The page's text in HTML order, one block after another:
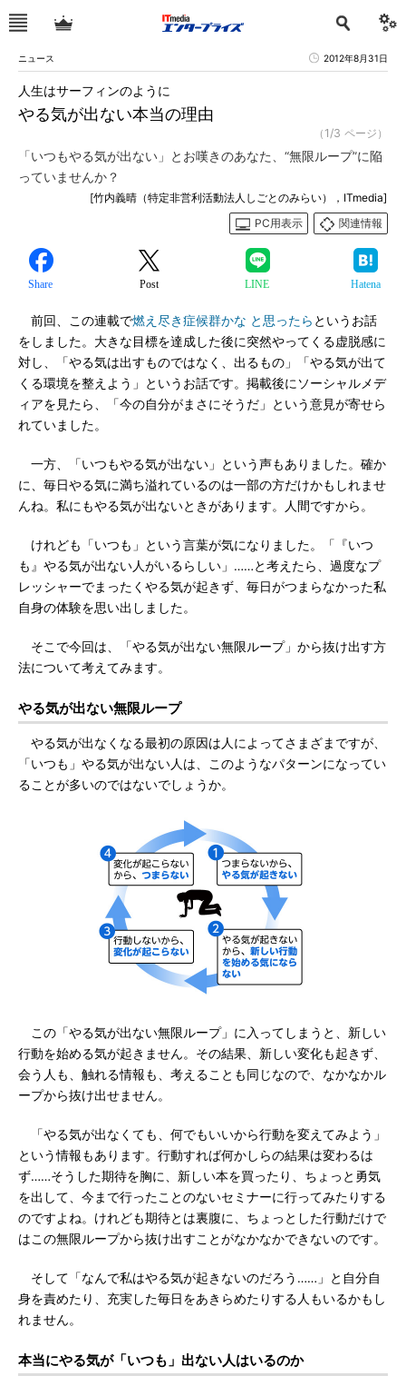
ニュース 2012年8月31日
やる気が出ない本当の理由
人生はサーフィンのように
（1/3 ページ）
「いつもやる気が出ない」とお嘆きのあなた、“無限ループ”に陥
っていませんか？
[竹内義晴（特定非営利活動法人しごとのみらい），ITmedia]
PC用表示
関連情報
Share Post LINE Hatena
前回、この連載で燃え尽き症候群かな と思ったら というお話
をしました。大きな目標を達成した後に突然やってくる虚脱感に
対し、「やる気は出すものではなく、出るもの」「やる気が出て
くる環境を整えよう」というお話です。掲載後にソーシャルメデ
ィアを見たら、「今の自分がまさにそうだ」という意見が寄せら
れていました。
一方、「いつもやる気が出ない」という声もありました。確か
に、毎日やる気に満ち溢れているのは一部の方だけかもしれませ
んね。私にもやる気が出ないときがあります。人間ですから。
けれども「いつも」という言葉が気になりました。「『いつ
も』やる気が出ない人がいるらしい」……と考えたら、過度なプ
レッシャーでまったくやる気が起きず、毎日がつまらなかった私
自身の体験を思い出しました。
そこで今回は、「やる気が出ない無限ループ」から抜け出す方
法について考えてみます。
やる気が出ない無限ループ
やる気が出なくなる最初の原因は人によってさまざまですが、
「いつも」やる気が出ない人は、このようなパターンになってい
ることが多いのではないでしょうか。
この「やる気が出ない無限ループ」に入ってしまうと、新しい
行動を始める気が起きません。その結果、新しい変化も起きず、
会う人も、触れる情報も、考えることも同じなので、なかなかル
ープから抜け出せません。
「やる気が出なくても、何でもいいから行動を変えてみよう」
という情報もあります。行動すれば何かしらの結果は変わるは
ず……そうした期待を胸に、新しい本を買ったり、ちょっと勇気
を出して、今まで行ったことのないセミナーに行ってみたりする
のですよね。けれども期待とは裏腹に、ちょっとした行動だけで
はこの無限ループから抜け出すことがなかなかできないのです。
そして「なんで私はやる気が起きないのだろう……」と自分自
身を責めたり、充実した毎日をあきらめたりする人もいるかもし
れません。
本当にやる気が「いつも」出ない人はいるのか